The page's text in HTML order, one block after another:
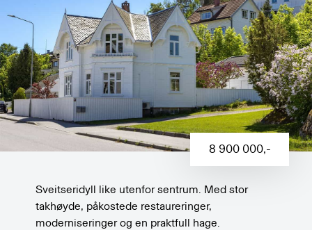
8 900 000,-
Sveitseridyll like utenfor sentrum. Med stor
takhøyde, påkostede restaureringer,
moderniseringer og en praktfull hage.